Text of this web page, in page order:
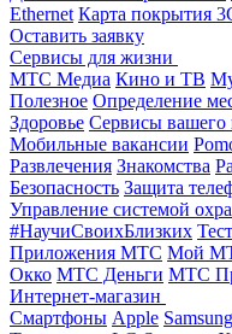
Ethernet Карта покрытия
Оставить заявку
Сервисы для жизни
МТС Медиа Кино и ТВ
Полезное Определение
Здоровье Сервисы вашего
Мобильные вакансии
Развлечения Знакомства
Безопасность Защита
Управление системой
#НаучиСвоихБлизких
Приложения МТС Мой
Окко МТС Деньги МТС
Интернет-магазин
Смартфоны Apple Samsung